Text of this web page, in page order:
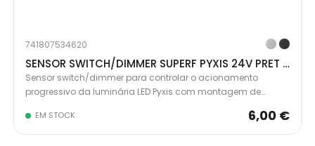
741807534620
SENSOR SWITCH/DIMMER SUPERF PYXIS 24V PRET 5227517
Sensor switch/dimmer para controlar o acionamento
progressivo da luminária LED Pyxis com montagem de
aproximação curta da mão ou função dimmer ativada por
uma aproximação prolongada. Com alcance de deteção
EM STOCK 6,00 €